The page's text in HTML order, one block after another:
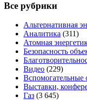
Все рубрики
Альтернативная
Аналитика (311)
Атомная
Безопасность
Видео (229)
Вспомогательные
Выставки,
Газ (3 645)